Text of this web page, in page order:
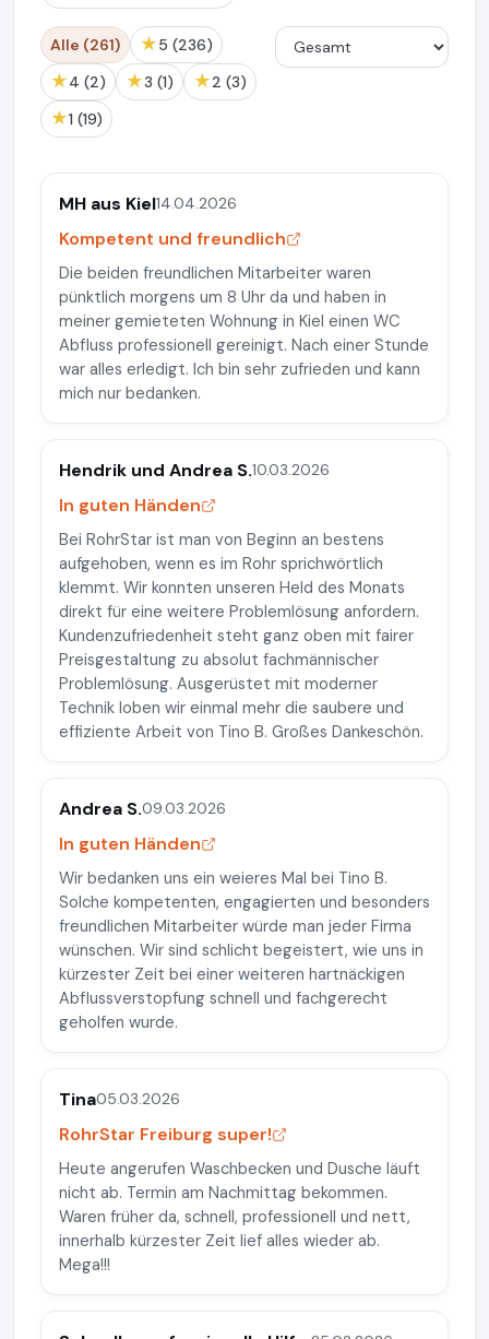
Alle (261) ★ 5 (236)
★ 4 (2) ★ 3 (1) ★ 2 (3)
★ 1 (19)
MH aus Kiel14.04.2026
Kompetent und freundlich
Die beiden freundlichen Mitarbeiter waren
pünktlich morgens um 8 Uhr da und haben in
meiner gemieteten Wohnung in Kiel einen WC
Abfluss professionell gereinigt. Nach einer Stunde
war alles erledigt. Ich bin sehr zufrieden und kann
mich nur bedanken.
Hendrik und Andrea S.10.03.2026
In guten Händen
Bei RohrStar ist man von Beginn an bestens
aufgehoben, wenn es im Rohr sprichwörtlich
klemmt. Wir konnten unseren Held des Monats
direkt für eine weitere Problemlösung anfordern.
Kundenzufriedenheit steht ganz oben mit fairer
Preisgestaltung zu absolut fachmännischer
Problemlösung. Ausgerüstet mit moderner
Technik loben wir einmal mehr die saubere und
effiziente Arbeit von Tino B. Großes Dankeschön.
Andrea S.09.03.2026
In guten Händen
Wir bedanken uns ein weieres Mal bei Tino B.
Solche kompetenten, engagierten und besonders
freundlichen Mitarbeiter würde man jeder Firma
wünschen. Wir sind schlicht begeistert, wie uns in
kürzester Zeit bei einer weiteren hartnäckigen
Abflussverstopfung schnell und fachgerecht
geholfen wurde.
Tina05.03.2026
RohrStar Freiburg super!
Heute angerufen Waschbecken und Dusche läuft
nicht ab. Termin am Nachmittag bekommen.
Waren früher da, schnell, professionell und nett,
innerhalb kürzester Zeit lief alles wieder ab.
Mega!!!